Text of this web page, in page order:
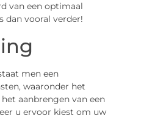
van een optimaal
dan vooral verder!
men een
waaronder het
aanbrengen van een
u ervoor kiest om uw